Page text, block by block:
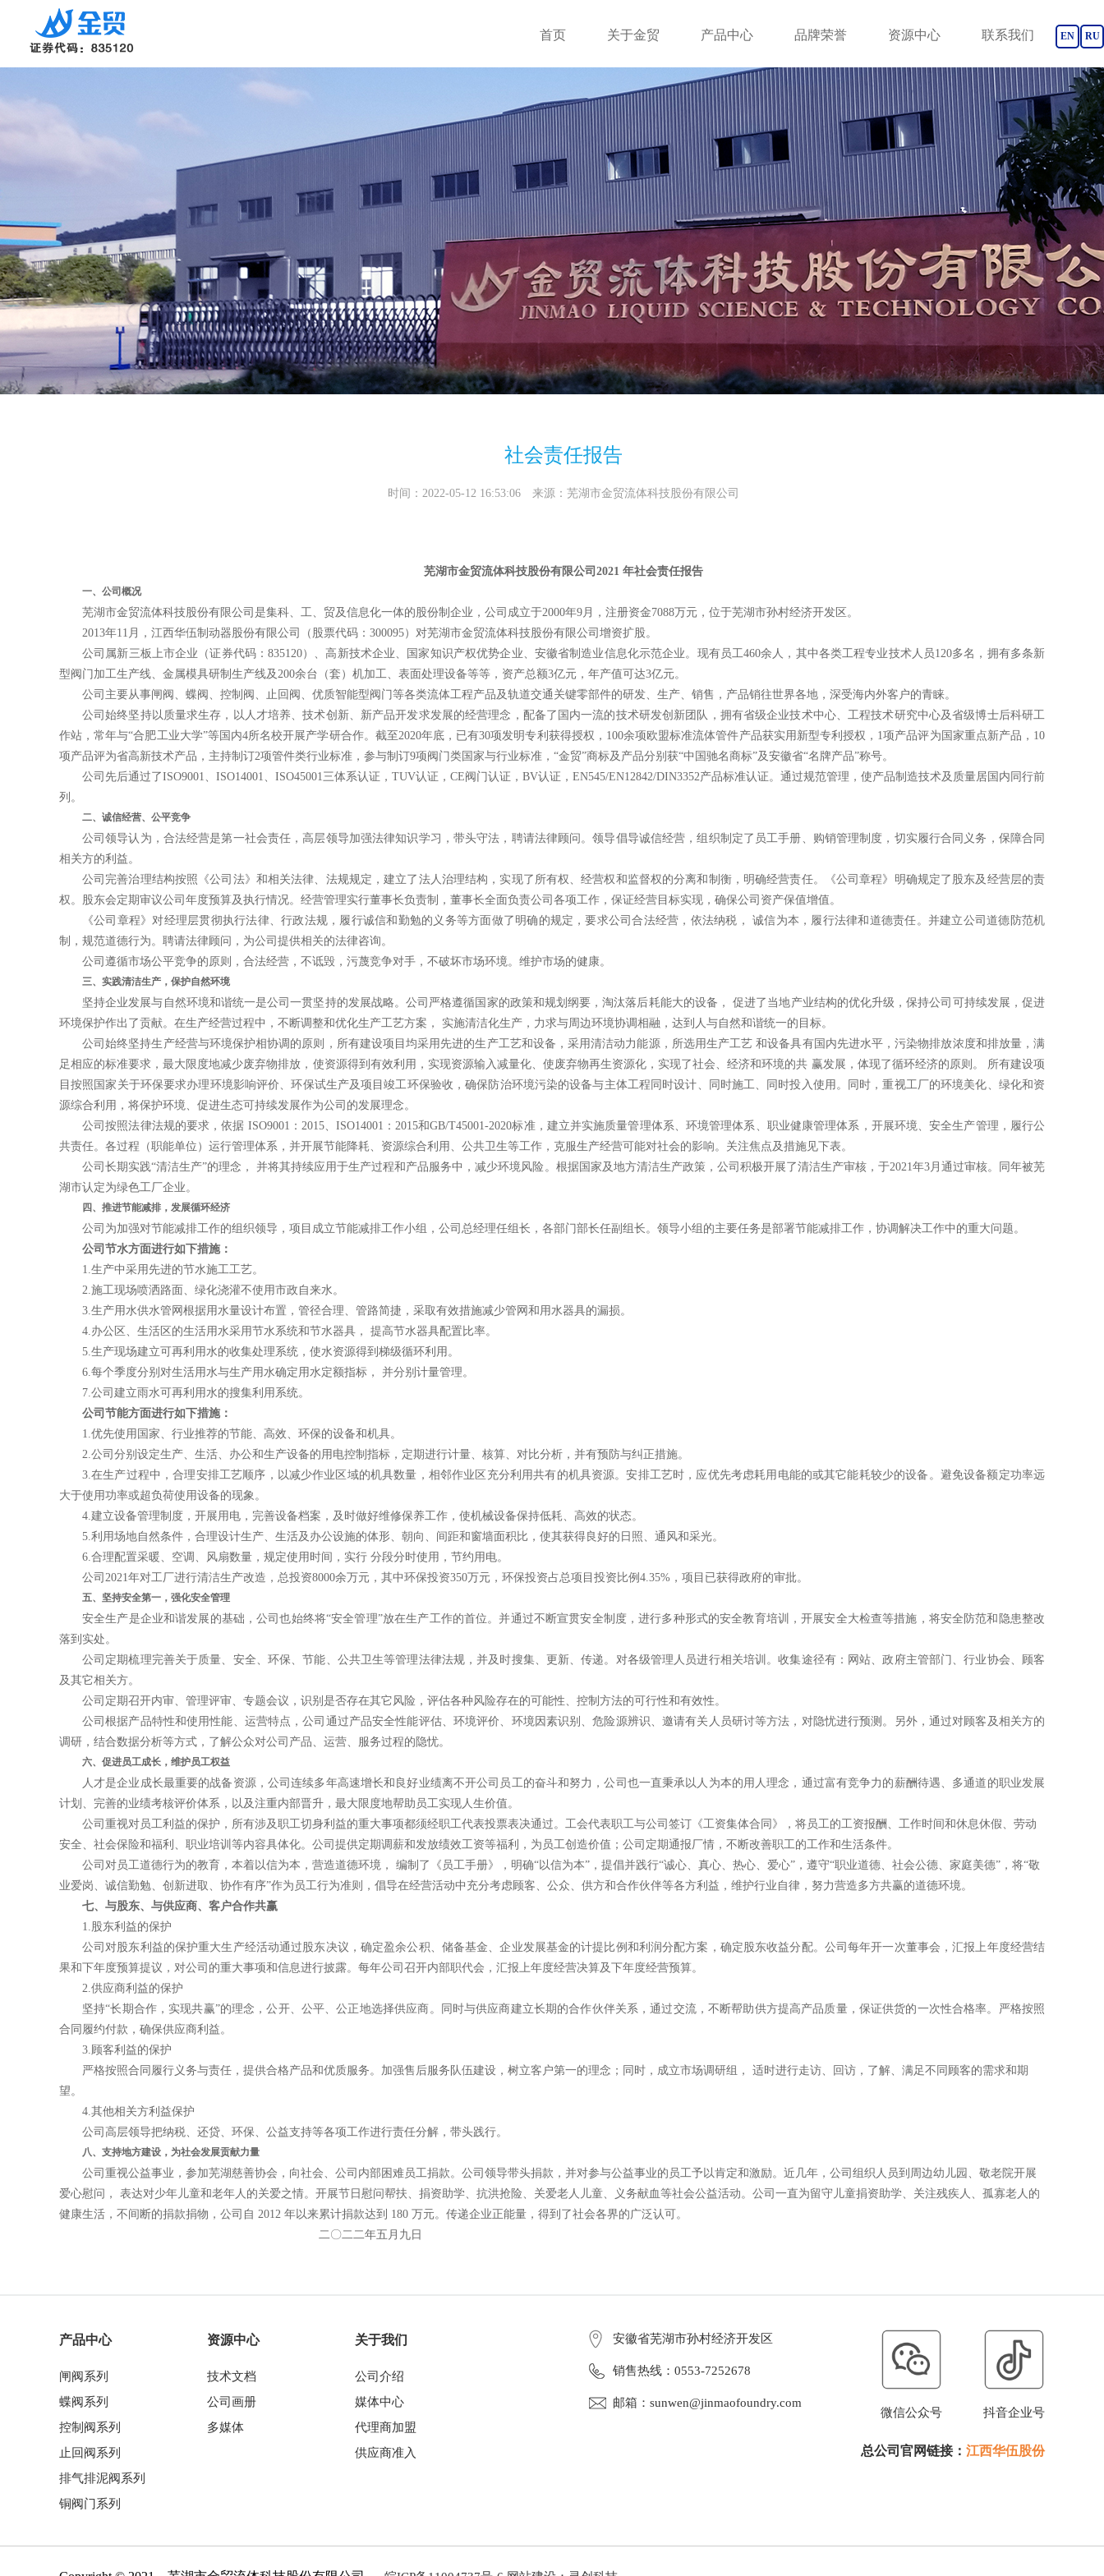
首页 关于金贸 产品中心 品牌荣誉 资源中心 联系我们 RU
EN
社会责任报告
时间：2022-05-12 16:53:06 来源：芜湖市金贸流体科技股份有限公司
芜湖市金贸流体科技股份有限公司 2021 年社会责任报告
一、公司概况
芜湖市金贸流体科技股份有限公司是集科、工、贸及信息化一体的股份制企业，公司成立于2000年9月，注册资金7088万元，位于芜湖市孙村经济开发区。
2013年11月， 江西华伍制动器股份有限公司（股票代码： 300095） 对芜湖市金贸流体科技股份有限公司 增资扩股。
公司属新三板上市企业 （证券代码：835120） 、 高新技术企业、国家知识产权优势企业、 安徽省制造业信息化示范企业。现有员工460余人，其中各类工程专业技术人员120多名，拥有多条新
型阀门加工生产线、金属模具研制 生产线及200余台（套）机加工、表面处理设备等等，资产总额3亿元，年产值可达3亿元。
公司主要从事闸阀、蝶阀、控制阀、止回阀 、 优质智能型阀门等各类流体工程产品及轨道交通关键零部件的研发、生产、销售，产品销往世界各地，深受海内外客户的青睐。
公司始终坚持以质量求生存，以人才培养、技术创新、新产品开发求发展的经营理念，配备了国内一流的技术研发创新团队，拥有省级企业技术中心、工程技术研究中心及省级博士后科研工
作站 ，常年与“合肥工业大学”等国内4所名校开展产学研合作。截至2020年底，已有30项发明专利获得授权，100余项欧盟标准流体管件产品获实用新型专利授权，1项产品评为国家重点新产品，10
项产品评为省高新技术产品， 主持制订2项管件类行业标准， 参与制订9项阀门类国家与行业标准， “金贸”商标及产品分别获“中国驰名商标”及安徽省“名牌产品”称号。
公司先后通过了ISO9001、ISO14001、ISO45001三体系认证， TUV认证，CE阀门认证，BV认证，EN545/EN12842/DIN3352产品标准认证。通过规范管理，使产品制造技术及质量居国内同行前
列。
二、诚信经营、公平竞争
公司领导认为，合法经营是第一社会责任，高层领导加强法律知识学习，带头守法，聘请法律顾问。领导倡导诚信经营，组织制定了员工手册、购销管理制度，切实履行合同义务，保障合同
相关方的利益。
公司完善治理结构按照《公司法》和相关法律、法规规定，建立了法人治理结构，实现了所有权、经营权和监督权的分离和制衡， 明确经营责任。
《公司章程》明确规定了股东及经营层的责
权。股东会定期审议公司年度预算及执行情况。经营管理实行董事长负责制， 董事长全面负责公司各项工作，保证经营目标实现，确保公司资产保值增值。
《公司章程》对经理层贯彻执行法律、行政法规，履行诚信和 勤勉的义务等方面做了明确的规定，要求公司合法经营，依法纳税，
诚信为本，履行法律和道德责任。并建立公司道德防范机
制，规范道德行为。聘请法律顾问，为公司提供相关的法律咨询。
公司遵循市场公平竞争的原则，合法经营，不诋毁，污蔑竞争对手，不破坏市场环境。维护市场的健康。
三、实践清洁生产，保护自然环境
坚持企业发展与自然环境和谐统一是公司一贯坚持的发展战略。公司严格遵循国家的政策和规划纲要，淘汰落后耗能大的设备，
促进了当地产业结构的优化升级，保持公司可持续发展，促进
环境保护作出了贡献。在生产经营过程中，不断调整和优化生产工艺方案， 实施清洁化生产，力求与周边环境协调相融，达到人与自然和谐统一的目标。
公司始终坚持生产经营与环境保护相协调的原则，所有建设项目均采用先进的生产工艺和设备，采用清洁动力能源，所选用生产工艺 和设备具有国内先进水平，污染物排放浓度和排放量，满
足相应的标准要求，最大限度地减少废弃物排放，使资源得到有效利用，实现资源输入减量化、使废弃物再生资源化，实现了社会、经济和环境的共 赢发展，体现了循环经济的原则。
所有建设项
目按照国家关于环保要求办理环境影响评价、环保试生产及项目竣工环保验收，确保防治环境污染的设备与主体工程同时设计、同时施工、同时投入使用。同时，重视工厂的环境美化、绿化和资
源综合利用，将保护环境、促进生态可持续发展作为公司的发展理念。
公司按照法律法规的要求，依据 ISO9001 ： 2015、 ISO14001 ：2015和GB/T45001-2020标准，建立并实施质量管理体系、环境管理体系、职业健康管理体系 ，开展环境、安全生产管理，履行公
共责任。各过程 （职能单位 ）运行管理体系，并开展节能降耗、资源综合利用、 公共卫生等工作，克服生产经营可能对社会的影响。关注焦点及措施 见下表。
公司长期实践“清洁生产”的理念， 并将其持续应用于生产过程和产品服务中，减少环境风险。根据国家及地方清洁生产政策，公司积极开展了清洁生产审核， 于2021年3月通过审核。
同年被芜
湖市认定为绿色工厂企业。
四、推进节能减排，发展循环经济
公司为加强对节能减排工作的组织领导，项目成立节能减排工作小组，公司总经理任组长，各部门部长任副组长。领导小组的主要任务是部署节能减排工作，协调解决工作中的重大问题。
公司节水方面进行如下措施：
1.生产中采用先进的节水施工工艺。
2.施工现场喷洒路面、绿化浇灌不使用市政自来水。
3.生产用水供水管网根据用水量设计布置，管径合理、管路简捷，采取有效措施减少管网和用水器具的漏损。
4.办公区、生活区的生活用水采用节水系统和节水器具，
提高节水器具配置比率。
5.生产现场建立可再利用水的收集处理系统，使水资源得到 梯级循环利用。
6.每个季度分别对生活用水与生产用水确定用水定额指标，
并分别计量管理。
7.公司建立雨水可再利用水的搜集利用系统。
公司节能方面进行如下措施：
1.优先使用国家、行业推荐的节能、高效、环保的设备和机具。
2.公司分别设定生产、生活、办公和生产设备的用电控制指标，定期进行计量、核算、对比分析，并有预防与纠正措施。
3.在生产过程中，合理安排工艺顺序，以减少作业区域的机具数量，相邻作业区充分利用共有的机具资源。安排工艺时，应优先考虑耗用电能的或其它能耗较少的设备。避免设备额定功率远
大于使用功率或超负荷使用设备的现象。
4.建立设备管理制度，开展用电，完善设备档案 ， 及时做好维修保养工作，使机械设备保持低耗、高效的状态。
5.利用场地自然条件，合理设计生产、生活及办公设施的体形、朝向、间距和窗墙面积比，使其获得良好的日照、通风和采光。
6.合理配置采暖、空调、风扇数量，规定使用时间，实行 分段分时使用，节约用电。
公司 2021年对工厂进行清洁生产改造， 总投资8000余万元，其中环保投资350万元，环保投资占总项目投资比例 4.35% ，项目已获得政府的审批。
五、坚持安全第一，强化安全管理
安全生产是企业和谐发展的基础，公司也始终将“安全管理”放在生产工作的首位。并通过不断宣贯安全制度，进行多种形式的安全教育培训，开展安全大检查等措施，将安全防范和隐患整改
落到实处。
公司定期梳理完善关于质量、安全、环保、节能、公共卫生等管理法律法规，并及时搜集、更新、传递。对各级管理人员进行相关培训。收集途径有：网站、政府主管部门、行业协会、顾客
及其它相关方。
公司定期召开内审、管理评审、专题会议，识别是否存在其它风险，评估各种风险存在的可能性、控制方法的可行性和有效性。
公司根据产品特性和使用性能、运营特点，公司通过产品安全性能评估、环境评价、环境因素识别、危险源辨识、邀请有关人员研讨等方法，对隐忧进行预测。另外，通过对顾客及相关方的
调研，结合数据分析等方式，了解公众对公司产品、运营、服务过程的隐忧。
六、促进员工成长，维护员工权益
人才是企业成长最重要的战备资源，公司连续多年高速增长和 良好业绩离不开公司员工的奋斗和努力，公司也一直秉承以人为本的用人理念，通过富有竞争力的薪酬待遇、多通道的职业发展
计划、完善的业绩考核评价体系，以及注重内部晋升，最大限度地帮助员工实现人生价值。
公司重视对员工利益的保护， 所有涉及职工切身利益的重大事项都须经职工代表投票表决通过。工会代表职工与公司签订《工资集体合同》，将员工的工资报酬、工作时间和休息休假、劳动
安全、 社会保险和福利、职业培训等内容具体化。公司提供定期调薪和发放绩效工资等福利，为员工创造价值；公司定期通报厂情，不断改善职工的工作和生活条件。
公司对员工道德行为的教育，本着以信为本，营造道德环境，
编制了《员工手册》，明确“以信为本” ，提倡并践行“诚心、真心、 热心、爱心” ，遵守“职业道德、社会公德、家庭美德” ，将“敬
业爱岗、诚信勤勉、创新进取、协作有序”作为员工行为准则，倡导在经营活动中充分考虑顾客、公众、供方和合作伙伴等各方利益，维护行业自律，努力营造多方共赢的道德环境。
七、与股东、与供应商、客户合作共赢
1.股东利益的保护
公司对股东利益的保护重大生产经活动通过股东决议，确定盈余公积、储备基金、企业发展基金的计提比例和利润分配方案，确定股东收益分配。公司每年开一次董事会，汇报上年度经营结
果和下年度预算提议，对公司的重大事项和信息进行披露。每年公司召开内部职代会，汇报上年度经营决算及下年度经营预算。
2.供应商利益的保护
坚持“长期合作，实现共赢”的理念，公开、公平、公正地选择供应商。同时与供应商建立长期的合作伙伴关系，通过交流，不断帮助供方提高产品质量，保证供货的一次性合格率。严格按照
合同履约付款，确保供应商利益。
3. 顾客利益的保护
严格按照合同履行义务与责任，提供合格产品和优质服务。加强售后服务队伍建设，树立客户第一的理念；同时，成立市场调研组，
适时进行走访、回访，了解、满足不同顾客的需求和期
望。
4.其他相关方利益保护
公司高层领导把纳税、还贷、环保、公益支持等各项工作进行责任分解，带头践行。
八、支持地方建设，为社会发展贡献力量
公司重视公益事业，参加芜湖慈善协会，向社会、公司内部困 难员工捐款。公司领导带头捐款，并对参与公益事业的员工予以肯定和激励。近几年，公司组织人员到周边幼儿园、敬老院开展
爱心慰问，
表达对少年儿童和老年人的关爱之情。开展节日慰问帮扶、捐资助学、 抗洪抢险、关爱老人儿童、义务献血等社会公益活动。公司一直为留守儿童捐资助学、关注残疾人、孤寡老人的
健康生活，不间断的捐款捐物，公司自 2012 年以来累计捐款达到 180 万元。 传递企业正能量，得到了社会各界的广泛认可。
二〇二二年五月九 日
产品中心
闸阀系列
蝶阀系列
控制阀系列
止回阀系列
排气排泥阀系列
铜阀门系列
资源中心
技术文档
公司画册
多媒体
关于我们
公司介绍
媒体中心
代理商加盟
供应商准入
安徽省芜湖市孙村经济开发区
销售热线：0553-7252678
邮箱：sunwen@jinmaofoundry.com
微信公众号 抖音企业号
总公司官网链接： 江西华伍股份